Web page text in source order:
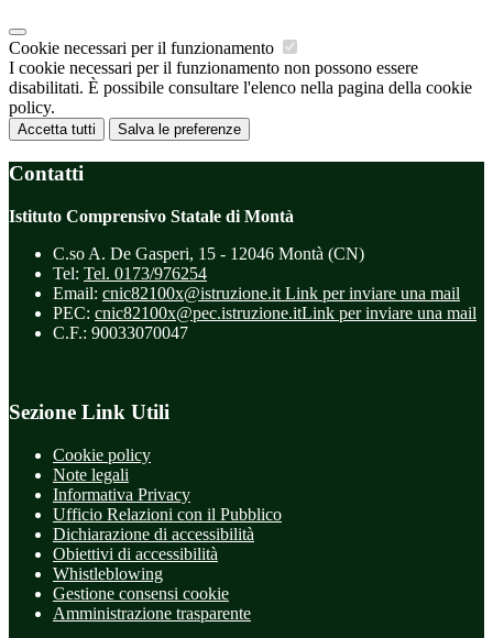
Cookie necessari per il funzionamento
I cookie necessari per il funzionamento non possono essere
disabilitati. È possibile consultare l'elenco nella pagina della cookie
policy.
Accetta tutti Salva le preferenze
Contatti
Istituto Comprensivo Statale di Montà
C.so A. De Gasperi, 15 - 12046 Montà (CN)
Tel: Tel. 0173/976254
Email: cnic82100x@istruzione.it Link per inviare una mail
PEC: cnic82100x@pec.istruzione.itLink per inviare una mail
C.F.: 90033070047
Sezione Link Utili
Cookie policy
Note legali
Informativa Privacy
Ufficio Relazioni con il Pubblico
Dichiarazione di accessibilità
Obiettivi di accessibilità
Whistleblowing
Gestione consensi cookie
Amministrazione trasparente